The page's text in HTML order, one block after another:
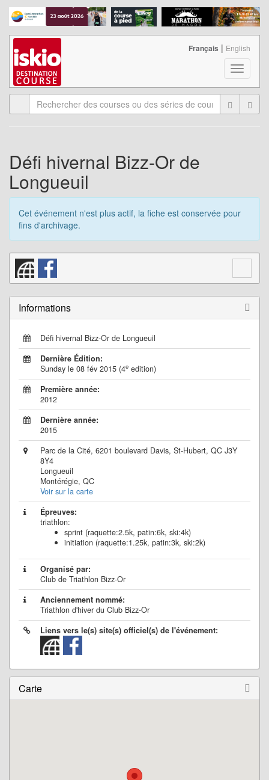
T
o
g
l
t
o
n
Français | English
Défi hivernal Bizz-Or de
Longueuil
Cet événement n'est plus actif, la fiche est conservée pour
fins d'archivage.
Informations
Défi hivernal Bizz-Or de Longueuil
Dernière Édition:
Sunday le 08 fév 2015 (4e edition)
Première année:
2012
Dernière année:
2015
Parc de la Cité, 6201 boulevard Davis, St-Hubert, QC J3Y
8Y4
Longueuil
Montérégie, QC
Voir sur la carte
Épreuves:
triathlon:
sprint (raquette:2.5k, patin:6k, ski:4k)
initiation (raquette:1.25k, patin:3k, ski:2k)
Organisé par:
Club de Triathlon Bizz-Or
Anciennement nommé:
Triathlon d'hiver du Club Bizz-Or
Liens vers le(s) site(s) officiel(s) de l'événement:
Carte